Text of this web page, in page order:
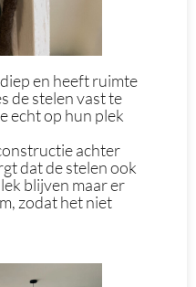
en heeft ruimte
de stelen vast te
echt op hun plek
achter
dat de stelen ook
blijven maar er
zodat het niet